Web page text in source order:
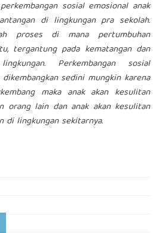
sosial emosional anak
di lingkungan pra sekolah.
proses di mana pertumbuhan
tergantung pada kematangan dan
Perkembangan sosial
sedini mungkin karena
maka anak akan kesulitan
orang lain dan anak akan kesulitan
di lingkungan sekitarnya.